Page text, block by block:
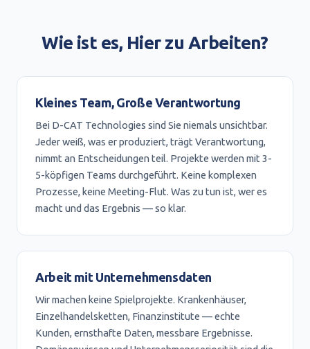
Wie ist es, Hier zu Arbeiten?
Kleines Team, Große Verantwortung
Bei D-CAT Technologies sind Sie niemals unsichtbar.
Jeder weiß, was er produziert, trägt Verantwortung,
nimmt an Entscheidungen teil. Projekte werden mit 3-
5-köpfigen Teams durchgeführt. Keine komplexen
Prozesse, keine Meeting-Flut. Was zu tun ist, wer es
macht und das Ergebnis — so klar.
Arbeit mit Unternehmensdaten
Wir machen keine Spielprojekte. Krankenhäuser,
Einzelhandelsketten, Finanzinstitute — echte
Kunden, ernsthafte Daten, messbare Ergebnisse.